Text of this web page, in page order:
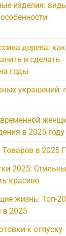
изделия:
дерева: как
и сделать
годы
украшений:
в 2025 году
в 2025
2025:
красиво
жизнь: Топ-
в 2025
к отпуску